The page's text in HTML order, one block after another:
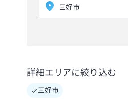
詳細エリアに絞り込む
三好市